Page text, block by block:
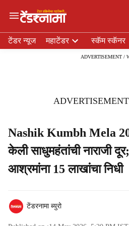
e
टेंडर न्यूज महाटेंडर स्कॅम स्कॅनर
ADVERTISEMENT /
Nashik Kumbh Mela
केली साधुमहंतांची नाराजी
आश्रमांना 15 लाखांचा निधी
टेंडरनामा ब्युरो